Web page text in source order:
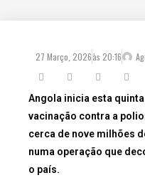
27 Março, 2026às 20:16
Angola inicia esta
vacinação contra a
cerca de nove milhões
numa operação que
o país.